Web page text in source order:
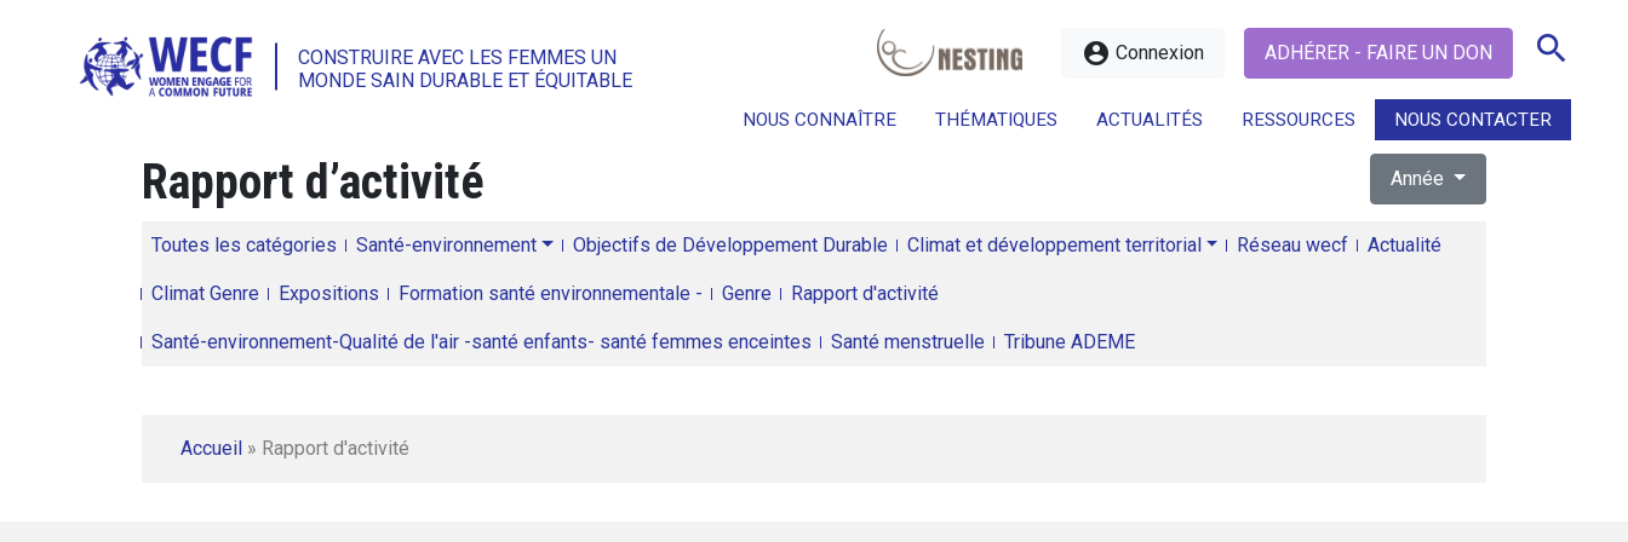
CONSTRUIRE AVEC LES FEMMES UN
MONDE SAIN DURABLE ET ÉQUITABLE
account_circle Connexion ADHÉRER - FAIRE UN DON search
NOUS CONNAÎTRE THÉMATIQUES ACTUALITÉS RESSOURCES NOUS CONTACTER
search
Rapport d’activité Année
Toutes les catégories Santé-environnement Objectifs de Développement Durable Climat et développement territorial Réseau wecf Actualité
Climat Genre Expositions Formation santé environnementale - Genre Rapport d'activité
Santé-environnement-Qualité de l'air -santé enfants- santé femmes enceintes Santé menstruelle Tribune ADEME
Accueil » Rapport d'activité